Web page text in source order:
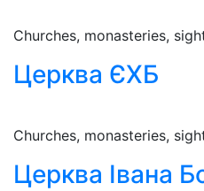
Churches, monasteries,
Церква ЄХБ
Churches, monasteries,
Церква Івана